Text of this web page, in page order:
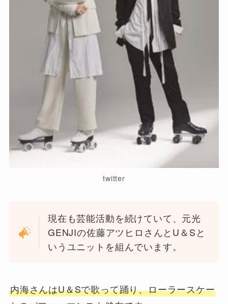
twitter
現在も芸能活動を続けていて、元光
GENJIの佐藤アツヒロさんとU＆Sと
いうユニットを組んでいます。
内海さんはU＆Sで歌って踊り、ローラースケー